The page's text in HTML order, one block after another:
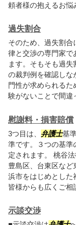
頼者様の抱えるお悩
過失割合
そのため、過失割
律と交渉の専門家で
ます。そもそも過
の裁判例を確認しな
門性が求められる
験がないことで間違
慰謝料・損害賠償
3つ目は、 弁護士基
準です。３つの基準
定されます。 桃谷
豊島区、台東区な
浜市をはじめとした
皆様からも広くご相
示談交渉